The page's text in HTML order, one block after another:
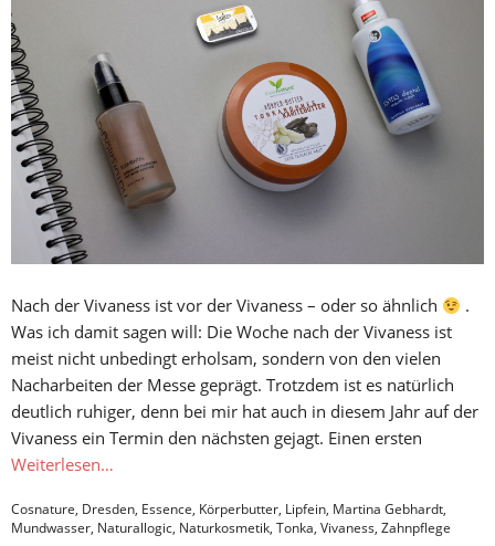
Nach der Vivaness ist vor der Vivaness – oder so ähnlich
.
Was ich damit sagen will: Die Woche nach der Vivaness ist
meist nicht unbedingt erholsam, sondern von den vielen
Nacharbeiten der Messe geprägt. Trotzdem ist es natürlich
deutlich ruhiger, denn bei mir hat auch in diesem Jahr auf der
Vivaness ein Termin den nächsten gejagt. Einen ersten
Weiterlesen…
Cosnature, Dresden, Essence, Körperbutter, Lipfein, Martina Gebhardt,
Mundwasser, Naturallogic, Naturkosmetik, Tonka, Vivaness, Zahnpflege